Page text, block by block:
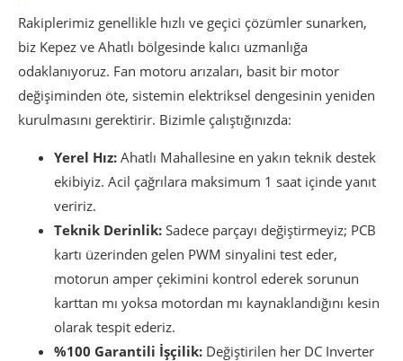
Rakiplerimiz genellikle hızlı ve geçici çözümler sunarken,
biz Kepez ve Ahatlı bölgesinde kalıcı uzmanlığa
odaklanıyoruz. Fan motoru arızaları, basit bir motor
değişiminden öte, sistemin elektriksel dengesinin yeniden
kurulmasını gerektirir. Bizimle çalıştığınızda:
Yerel Hız: Ahatlı Mahallesine en yakın teknik destek
ekibiyiz. Acil çağrılara maksimum 1 saat içinde yanıt
veririz.
Teknik Derinlik: Sadece parçayı değiştirmeyiz; PCB
kartı üzerinden gelen PWM sinyalini test eder,
motorun amper çekimini kontrol ederek sorunun
karttan mı yoksa motordan mı kaynaklandığını kesin
olarak tespit ederiz.
%100 Garantili İşçilik: Değiştirilen her DC Inverter